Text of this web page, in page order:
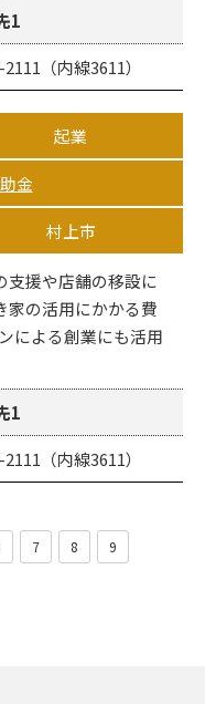
1
（内線3611）
起業
金
村上市
支援や店舗の移設に
家の活用にかかる費
による創業にも活用
1
（内線3611）
7 8 9